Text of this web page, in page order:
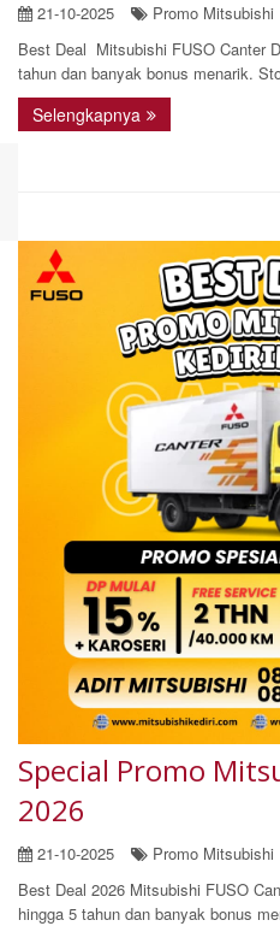
21-10-2025
Promo Mitsubishi
Best Deal Mitsubishi FUSO Canter
tahun dan banyak bonus menarik.
Selengkapnya
Special Promo
2026
21-10-2025
Promo Mitsubishi
Best Deal 2026 Mitsubishi FUSO
hingga 5 tahun dan banyak bonus